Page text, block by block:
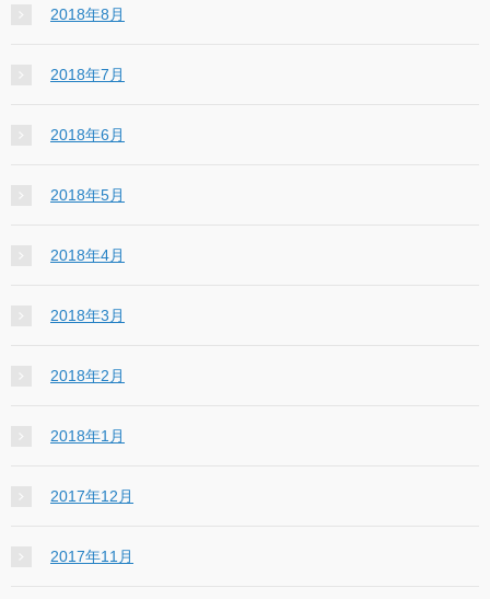
2018年8月
2018年7月
2018年6月
2018年5月
2018年4月
2018年3月
2018年2月
2018年1月
2017年12月
2017年11月